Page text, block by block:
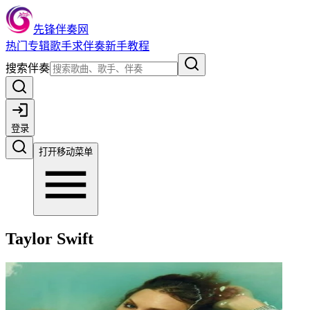
先锋伴奏网
热门 专辑歌手求伴奏新手教程
搜索伴奏
登录
打开移动菜单
Taylor Swift